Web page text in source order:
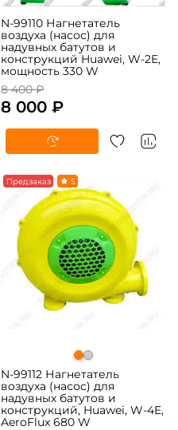
N-99110 Нагнетатель
воздуха (насос) для
надувных батутов и
конструкций Huawei, W-2E,
мощность 330 W
8 400 ₽
8 000 ₽
-5% Предзаказ
N-99112 Нагнетатель
воздуха (насос) для
надувных батутов и
конструкций, Huawei, W-4E,
AeroFlux 680 W